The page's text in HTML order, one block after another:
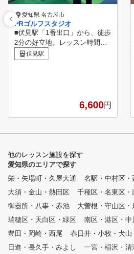
愛知県 名古屋市
PRゴルフスタジオ
■伏見駅「1番出口」から、徒歩
2分の好立地。レッスン時間も
選べて、通いやすい。 PRゴル
フスタジオは、伏見駅から徒歩
スンの時間も、昼と夜の時間帯
から選ぶことができ自分のライ
ーメイドレッスン」 ゴルフの
上達には、個人差があります。
PRゴルフスタジオでは、ご入
会いただいた際に、一人一人カ
ウンセリングシートをご記入い
、構え方、スイング姿勢等のゴ
ルフスキルはもちろん、筋肉や
バランス感覚を養うフィジカル
トレーニングまで行い、ゴルフ
の上達だけではなくトータル的
伏見駅
6,600円
他のレッスン施設を探す
愛知県のエリアで探す
栄・矢場町・久屋大通
名駅・中村区・
大須・金山・熱田区
千種区・名東区・
御器所・八事・赤池
大曽根・守山区・
瑞穂区・天白区・緑区
南区・港区・中
豊田・岡崎・西尾
春日井・小牧・犬山
日進・長久手・みよし
一宮・稲沢・清